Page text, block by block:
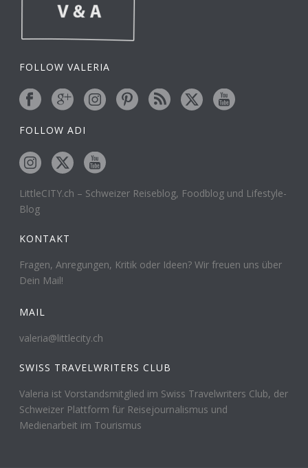
FOLLOW VALERIA
FOLLOW ADI
LittleCITY.ch – Schweizer Reiseblog, Foodblog und Lifestyle-
Blog
KONTAKT
Fragen, Anregungen, Kritik oder Ideen? Wir freuen uns über
Dein Mail!
MAIL
valeria@littlecity.ch
SWISS TRAVELWRITERS CLUB
Valeria ist Vorstandsmitglied im Swiss Travelwriters Club, der
Schweizer Plattform für Reisejournalismus und
Medienarbeit im Tourismus